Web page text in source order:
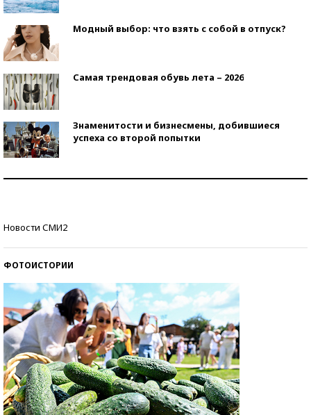
Модный выбор: что взять с собой в отпуск?
Самая трендовая обувь лета – 2026
Знаменитости и бизнесмены, добившиеся
успеха со второй попытки
Новости СМИ2
ФОТОИСТОРИИ